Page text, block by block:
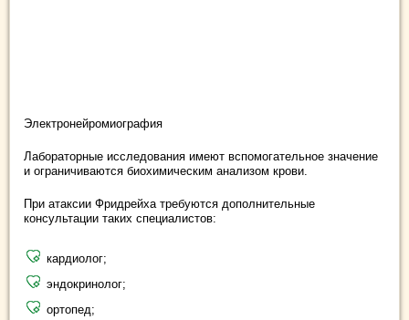
Электронейромиография
Лабораторные исследования имеют вспомогательное значение
и ограничиваются биохимическим анализом крови.
При атаксии Фридрейха требуются дополнительные
консультации таких специалистов:
кардиолог;
эндокринолог;
ортопед;